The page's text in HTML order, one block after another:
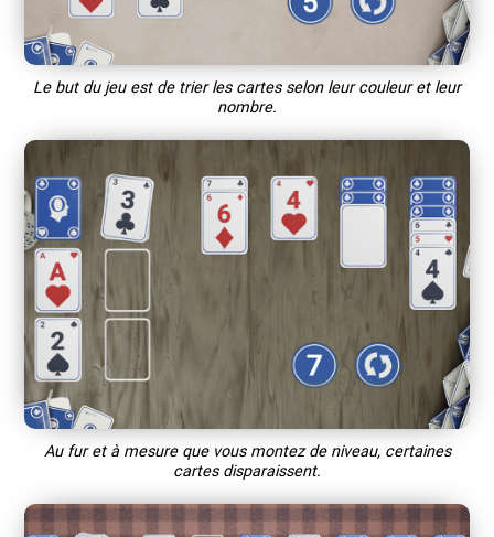
Le but du jeu est de trier les cartes selon leur couleur et leur
nombre.
Au fur et à mesure que vous montez de niveau, certaines
cartes disparaissent.